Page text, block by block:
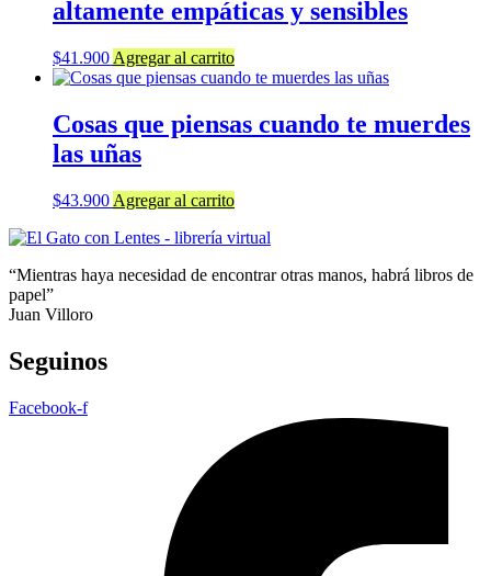
altamente empáticas y sensibles
$41.900 Agregar al carrito
Cosas que piensas cuando te muerdes
las uñas
$43.900 Agregar al carrito
“Mientras haya necesidad de encontrar otras manos, habrá libros de
papel”
Juan Villoro
Seguinos
Facebook-f